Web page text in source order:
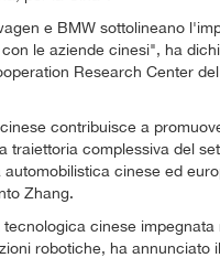
e BMW sottolineano
le aziende cinesi", ha
Research Center
contribuisce a
traiettoria complessiva del
cinese ed
Zhang.
tecnologica cinese
robotiche, ha annunciato